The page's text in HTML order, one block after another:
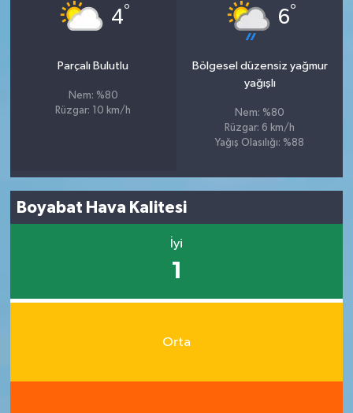
4°
Parçalı Bulutlu
Nem: %80
Rüzgar: 10 km/h
6°
Bölgesel düzensiz yağmur
yağışlı
Nem: %80
Rüzgar: 6 km/h
Yağış Olasılığı: %88
Boyabat Hava Kalitesi
İyi
1
Orta